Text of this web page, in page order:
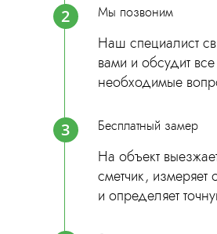
2 Мы позвоним
Наш специалист
вами и обсудит все
необходимые
3 Бесплатный замер
На объект
сметчик, измеряет
и определяет